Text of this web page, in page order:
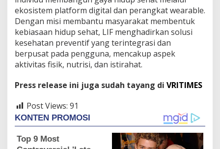
ekosistem platform digital dan perangkat wearable.
Dengan misi membantu masyarakat membentuk
kebiasaan hidup sehat, LIF menghadirkan solusi
kesehatan preventif yang terintegrasi dan
berpusat pada pengguna, mencakup aspek
aktivitas fisik, nutrisi, dan istirahat.
Press release ini juga sudah tayang di VRITIMES
Post Views: 91